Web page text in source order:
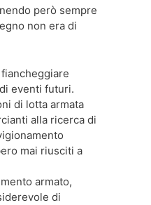
però sempre
non era di
eventi futuri.
di lotta armata
alla ricerca di
mai riusciti a
armato,
di